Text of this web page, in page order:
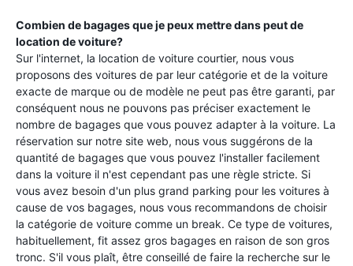
Combien de bagages que je peux mettre dans peut de
location de voiture?
Sur l'internet, la location de voiture courtier, nous vous
proposons des voitures de par leur catégorie et de la voiture
exacte de marque ou de modèle ne peut pas être garanti, par
conséquent nous ne pouvons pas préciser exactement le
nombre de bagages que vous pouvez adapter à la voiture. La
réservation sur notre site web, nous vous suggérons de la
quantité de bagages que vous pouvez l'installer facilement
dans la voiture il n'est cependant pas une règle stricte. Si
vous avez besoin d'un plus grand parking pour les voitures à
cause de vos bagages, nous vous recommandons de choisir
la catégorie de voiture comme un break. Ce type de voitures,
habituellement, fit assez gros bagages en raison de son gros
tronc. S'il vous plaît, être conseillé de faire la recherche sur le